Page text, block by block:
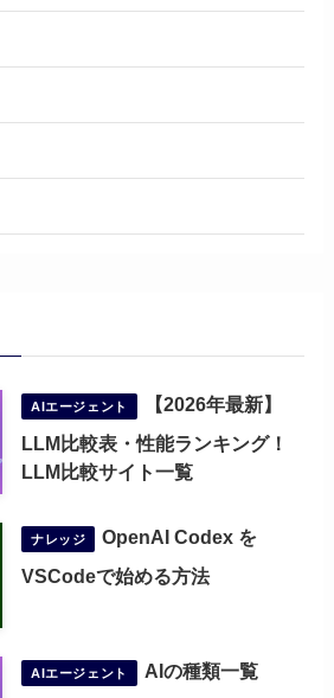
AIエージェント
【2026年最新】
LLM比較表・性能ランキング！
LLM比較サイト一覧
ナレッジ
OpenAI Codex を
VSCodeで始める方法
AIエージェント
AIの種類一覧